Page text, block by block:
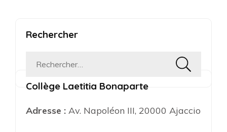
Rechercher
Rechercher :
Collège Laetitia Bonaparte
Adresse : Av. Napoléon III, 20000 Ajaccio